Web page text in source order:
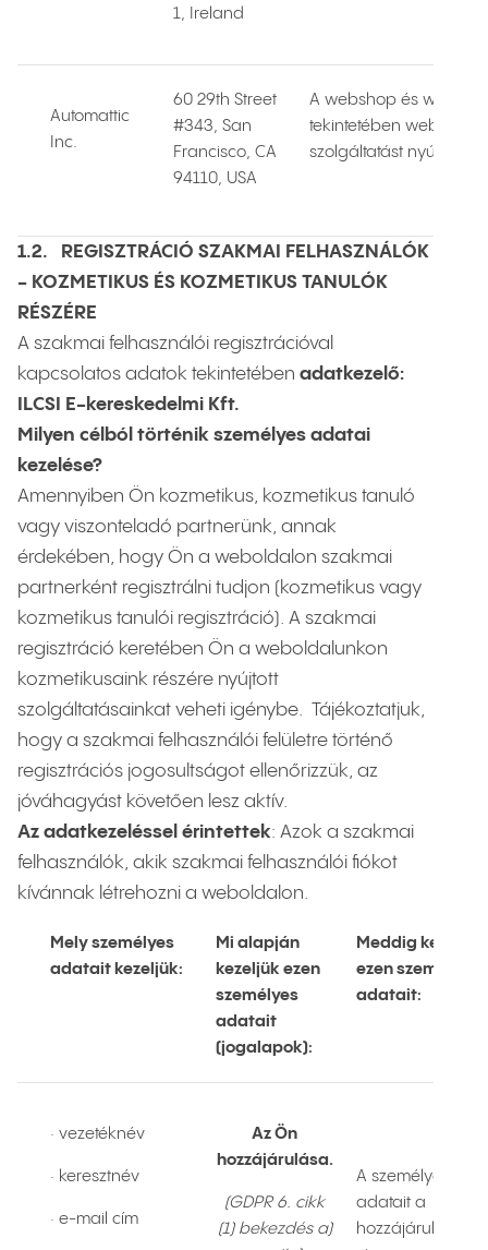
1, Ireland
Automattic
Inc.
60 29th Street
#343, San
Francisco, CA
94110, USA
A webshop és
tekintetében webshop
szolgáltatást nyújt
1.2. REGISZTRÁCIÓ SZAKMAI FELHASZNÁLÓK
- KOZMETIKUS ÉS KOZMETIKUS TANULÓK
RÉSZÉRE
A szakmai felhasználói regisztrációval
kapcsolatos adatok tekintetében adatkezelő:
ILCSI E-kereskedelmi Kft.
Milyen célból történik személyes adatai
kezelése?
Amennyiben Ön kozmetikus, kozmetikus tanuló
vagy viszonteladó partnerünk, annak
érdekében, hogy Ön a weboldalon szakmai
partnerként regisztrálni tudjon (kozmetikus vagy
kozmetikus tanulói regisztráció). A szakmai
regisztráció keretében Ön a weboldalunkon
kozmetikusaink részére nyújtott
szolgáltatásainkat veheti igénybe. Tájékoztatjuk,
hogy a szakmai felhasználói felületre történő
regisztrációs jogosultságot ellenőrizzük, az
jóváhagyást követően lesz aktív.
Az adatkezeléssel érintettek: Azok a szakmai
felhasználók, akik szakmai felhasználói fiókot
kívánnak létrehozni a weboldalon.
Mely személyes
adatait kezeljük:
Mi alapján
kezeljük ezen
személyes
adatait
(jogalapok):
Meddig kezeljük
ezen személyes
adatait:
· vezetéknév
· keresztnév
· e-mail cím
Az Ön
hozzájárulása.
(GDPR 6. cikk
(1) bekezdés a)
A személyes
adatait a